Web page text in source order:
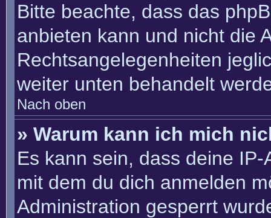
Bitte beachte, dass das
anbieten kann und nicht die
Rechtsangelegenheiten
weiter unten behandelt
Nach oben
» Warum kann ich mich
Es kann sein, dass deine
mit dem du dich anmelden
Administration gesperrt